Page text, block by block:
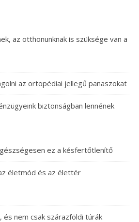
az otthonunknak is szüksége van a
az ortopédiai jellegű panaszokat
biztonságban lennének
ez a késfertőtlenítő
életmód és az élettér
és nem csak szárazföldi túrák